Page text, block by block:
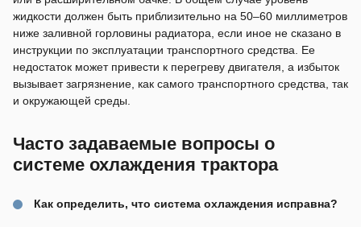
жидкости должен быть приблизительно на 50–60 миллиметров
ниже заливной горловины радиатора, если иное не сказано в
инструкции по эксплуатации транспортного средства. Ее
недостаток может привести к перегреву двигателя, а избыток
вызывает загрязнение, как самого транспортного средства, так
и окружающей среды.
Часто задаваемые вопросы о
системе охлаждения трактора
Как определить, что система охлаждения исправна?